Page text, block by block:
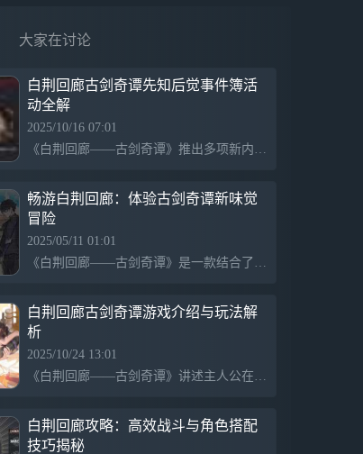
「白荆科技」的时代。《白荆回廊-古剑奇
谭》是一款异世交汇即时多维战斗RPG。游
界观，采用2D与3D并重、细腻多样的美术
风格，多元化的角色塑造，创新的策略战斗
以及丰富的互动及拓展玩法。在这里，你将
作为「白荆科技」的最高执行官，与众多
“异世来客”相遇，携手抵御前所未见的风
大家在讨论
白荆回廊古剑奇谭先知后觉事件簿活
动全解
2025/10/16 07:01
《白荆回廊——古剑奇谭》推出多项新内容，包括主题活动、签到礼、定向共鸣与潜航挑战、常驻更新的炉心主题，以及百里屠苏和言雀的新的森罗映像，还引入限时礼包和茶憩内容，丰富玩家体验。
畅游白荆回廊：体验古剑奇谭新味觉
冒险
2025/05/11 01:01
《白荆回廊——古剑奇谭》是一款结合了奇幻元素与传统文化的角色扮演游戏，玩家在游戏中探索神秘的古代世界，解锁剧情与挑战敌人，体验丰富的冒险与战斗。
白荆回廊古剑奇谭游戏介绍与玩法解
析
2025/10/24 13:01
《白荆回廊——古剑奇谭》讲述主人公在法伽庄园的日常生活，描绘其与邻里关系、内心变化和成长过程，展现温暖的氛围与独特的剑术世界，融合日常细节与奇幻元素。
白荆回廊攻略：高效战斗与角色搭配
技巧揭秘